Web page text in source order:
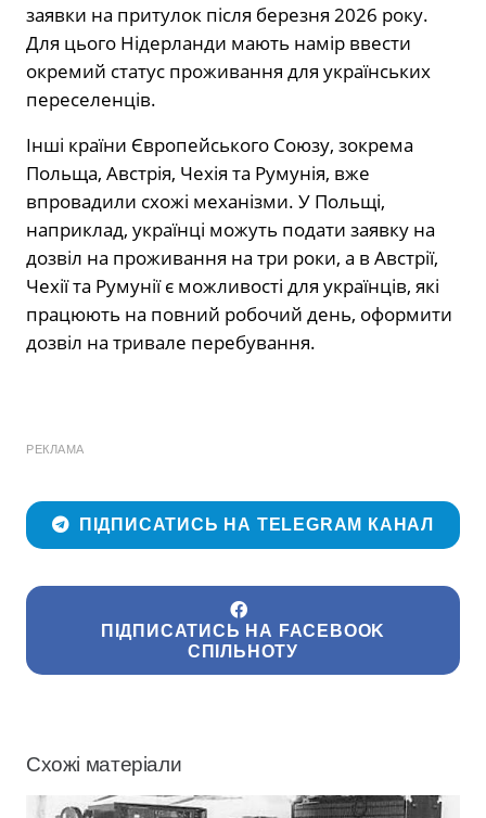
заявки на притулок після березня 2026 року.
Для цього Нідерланди мають намір ввести
окремий статус проживання для українських
переселенців.
Інші країни Європейського Союзу, зокрема
Польща, Австрія, Чехія та Румунія, вже
впровадили схожі механізми. У Польщі,
наприклад, українці можуть подати заявку на
дозвіл на проживання на три роки, а в Австрії,
Чехії та Румунії є можливості для українців, які
працюють на повний робочий день, оформити
дозвіл на тривале перебування.
РЕКЛАМА
ПІДПИСАТИСЬ НА TELEGRAM КАНАЛ
ПІДПИСАТИСЬ НА FACEBOOK
СПІЛЬНОТУ
Схожі матеріали